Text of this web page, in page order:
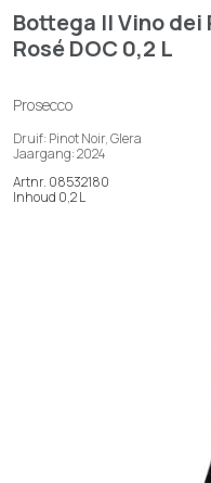
Bottega Il Vino
Rosé DOC 0,2 L
Prosecco
Druif: Pinot Noir, Glera
Jaargang: 2024
Artnr. 08532180
Inhoud 0,2 L